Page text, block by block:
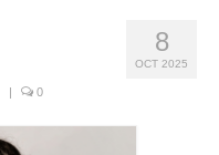
8
OCT 2025
| 0